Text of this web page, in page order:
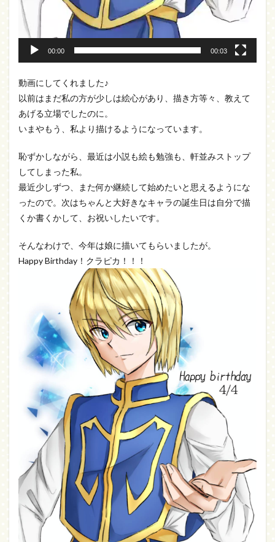
00:00 00:03
動画にしてくれました♪
以前はまだ私の方が少しは絵心があり、描き方等々、教えて
あげる立場でしたのに。
いまやもう、私より描けるようになっています。
恥ずかしながら、最近は小説も絵も勉強も、軒並みストップ
してしまった私。
最近少しずつ、また何か継続して始めたいと思えるようにな
ったので。次はちゃんと大好きなキャラの誕生日は自分で描
くか書くかして、お祝いしたいです。
そんなわけで、今年は娘に描いてもらいましたが。
Happy Birthday！クラピカ！！！